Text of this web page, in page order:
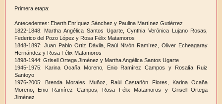
Primera etapa:
Antecedentes: Eberth Enríquez Sánchez y Paulina Martínez Gutiérrez
1822-1848: Martha Angélica Santos Ugarte, Cynthia Verónica Lujano Rosas,
Federico del Pozo López y Rosa Félix Matamoros
1848-1897: Juan Pablo Ortiz Dávila, Raúl Nivón Ramírez, Oliver Echeagaray
Hernández y Rosa Félix Matamoros
1898-1944: Grisell Ortega Jiménez y Martha Angélica Santos Ugarte
1945-1975: Karina Ocaña Moreno, Enio Ramírez Campos y Rosalía Ruiz
Santoyo
1976-2005: Brenda Morales Muñoz, Raúl Castañón Flores, Karina Ocaña
Moreno, Enio Ramírez Campos, Rosa Félix Matamoros y Grisell Ortega
Jiménez